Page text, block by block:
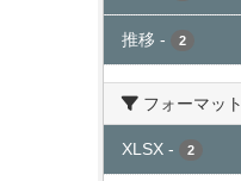
推移 - 2
フォーマット
XLSX - 2